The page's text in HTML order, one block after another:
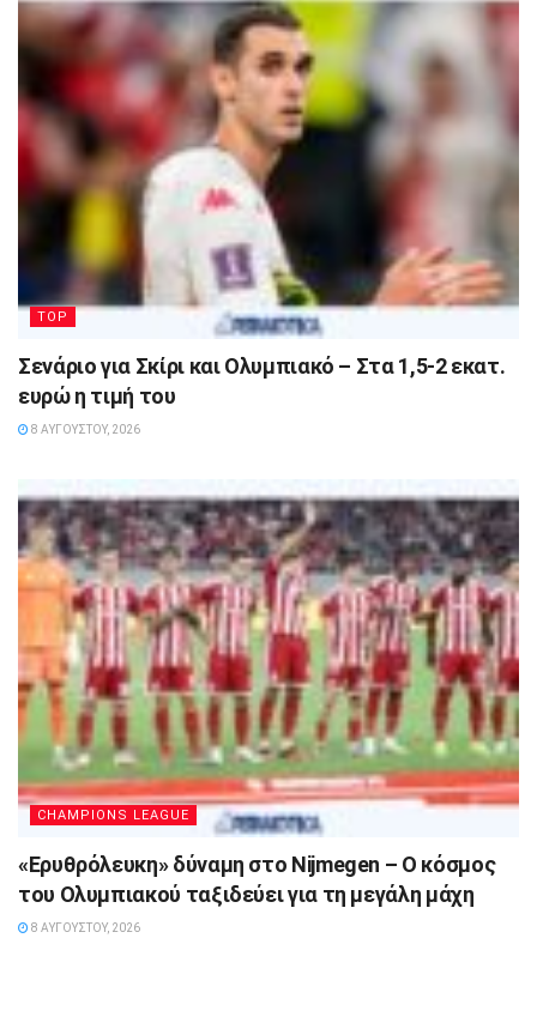
TOP
Σενάριο για Σκίρι και Ολυμπιακό – Στα 1,5-2 εκατ.
ευρώ η τιμή του
8 ΑΥΓΟΎΣΤΟΥ, 2026
CHAMPIONS LEAGUE
«Ερυθρόλευκη» δύναμη στο Nijmegen – Ο κόσμος
του Ολυμπιακού ταξιδεύει για τη μεγάλη μάχη
8 ΑΥΓΟΎΣΤΟΥ, 2026